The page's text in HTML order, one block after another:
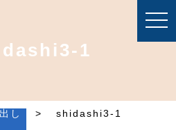
1
し > shidashi3-1